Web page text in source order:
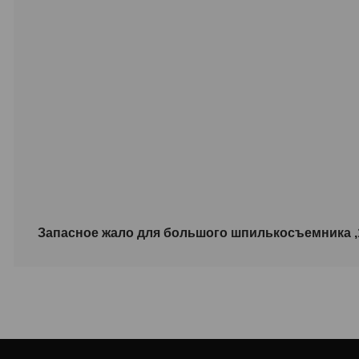
Запасное жало для большого шпилькосъемника